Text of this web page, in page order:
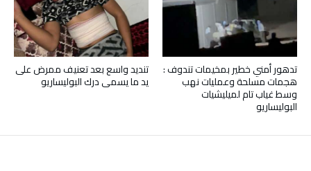
تنديد واسع بعد تعنيف ممرض على
يد ما يسمى درك البوليساريو
تدهور أمني خطير بمخيمات تندوف :
هجمات مسلحة وعمليات نهب
وسط غياب تام لميليشيات
البوليساريو